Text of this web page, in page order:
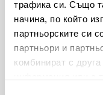
трафика си. Също
начина, по който
партньорските си
партньори и
комбинират с
Криптовалути (100)
Макроикономика